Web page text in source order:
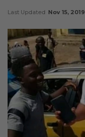
Last Updated Nov 15, 2019